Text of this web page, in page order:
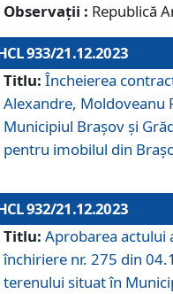
Observații : Republică
933/21.12.2023
Titlu: Încheierea
Alexandre, Moldoveanu
Municipiul Braşov şi
pentru imobilul din
932/21.12.2023
Titlu: Aprobarea actului
închiriere nr. 275 din
terenului situat în